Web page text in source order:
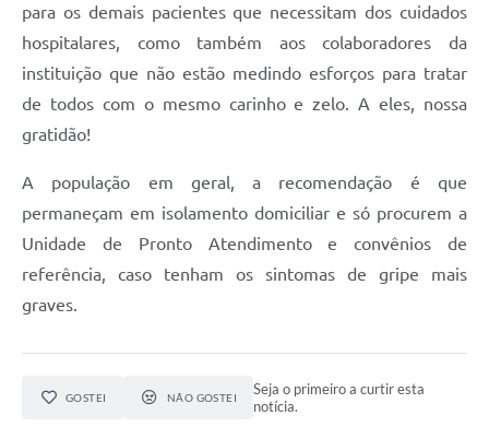
para os demais pacientes que necessitam dos cuidados
hospitalares, como também aos colaboradores da
instituição que não estão medindo esforços para tratar
de todos com o mesmo carinho e zelo. A eles, nossa
gratidão!
A população em geral, a recomendação é que
permaneçam em isolamento domiciliar e só procurem a
Unidade de Pronto Atendimento e convênios de
referência, caso tenham os sintomas de gripe mais
graves.
GOSTEI NÃO GOSTEI
Seja o primeiro a curtir esta
notícia.